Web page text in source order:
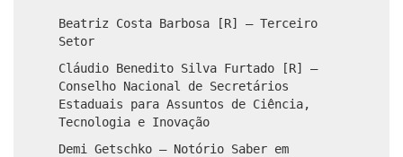
Beatriz Costa Barbosa [R] – Terceiro
Setor
Cláudio Benedito Silva Furtado [R] –
Conselho Nacional de Secretários
Estaduais para Assuntos de Ciência,
Tecnologia e Inovação
Demi Getschko – Notório Saber em